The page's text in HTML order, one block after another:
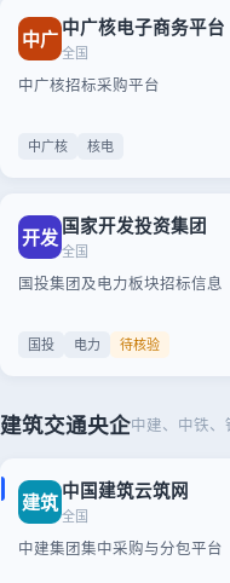
中广 中广核电子商务平台
全国
中广核招标采购平台
中广核 核电
开发 国家开发投资集团
全国
国投集团及电力板块招标信息
国投 电力 待核验
建筑交通央企中建、中铁
建筑 中国建筑云筑网
全国
中建集团集中采购与分包平台